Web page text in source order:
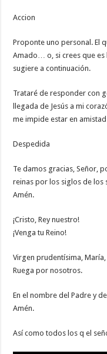
Accion
Proponte uno personal. El
Amado… o, si crees que es
sugiere a continuación.
Trataré de responder con
llegada de Jesús a mi
me impide estar en amistad
Despedida
Te damos gracias, Señor,
reinas por los siglos de los
Amén.
¡Cristo, Rey nuestro!
¡Venga tu Reino!
Virgen prudentísima,
Ruega por nosotros.
En el nombre del Padre y
Amén.
Así como todos los q el